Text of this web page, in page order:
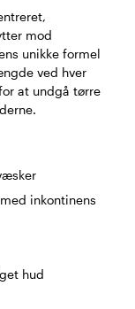
mod
unikke formel
ved hver
at undgå tørre
inkontinens
hud